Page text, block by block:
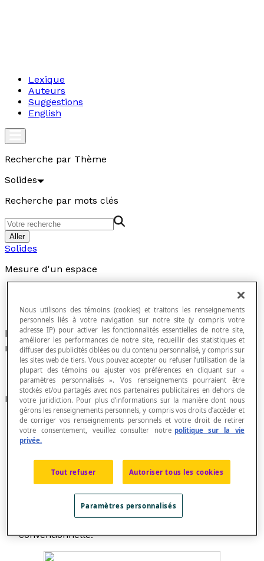
Lexique
Auteurs
Suggestions
English
Recherche par Thème
Solides
Recherche par mots clés
Aller
Solides
Mesure d'un espace
Nombre servant à exprimer unvolume. Ce
nombre dépend de l'unité de mesure utilisée.
Exemples
L'arête du cube ci-dessous mesure quatre
centimètres. Son volumeVest 64 centimètres
cubes, soit :V= 4 × 4 × 4 = 64. L'unité de mesure
utilisée, le centimètre cube, est une unité de
mesure conventionnelle. Par ailleurs, on pourrait
dire que le volume de ce cube est 64 petits cubes.
Cette unité de mesure est alors non
conventionnelle.
Nous utilisons des témoins (cookies) et traitons les renseignements
personnels liés à votre navigation sur notre site (y compris votre
adresse IP) pour activer les fonctionnalités essentielles de notre site,
améliorer les performances de notre site, recueillir des statistiques et
diffuser des publicités ciblées ou du contenu personnalisé, y compris sur
les sites web de tiers. Vous pouvez accepter ou refuser l’utilisation de la
plupart des témoins ou ajuster vos préférences en cliquant sur «
paramètres personnalisés ». Vos renseignements pourraient être
stockés et/ou partagés avec nos partenaires publicitaires en dehors de
votre juridiction. Pour plus d’informations sur la manière dont nous
gérons les renseignements personnels, y compris vos droits d’accéder et
de corriger vos renseignements personnels et votre droit de retirer
votre consentement, veuillez consulter notre politique sur la vie
privée.
Tout refuser Autoriser tous les cookies
Paramètres personnalisés